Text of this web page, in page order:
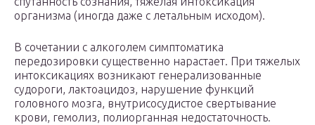
организма (иногда даже с летальным исходом).
В сочетании с алкоголем симптоматика
передозировки существенно нарастает. При тяжелых
интоксикациях возникают генерализованные
судороги, лактоацидоз, нарушение функций
головного мозга, внутрисосудистое свертывание
крови, гемолиз, полиорганная недостаточность.